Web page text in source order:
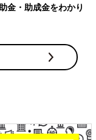
染症対策、知っておい